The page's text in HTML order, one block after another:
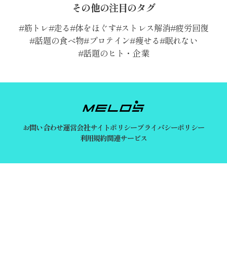
その他の注目のタグ
筋トレ 走る 体をほぐす ストレス解消 疲労回復
話題の食べ物 プロテイン 痩せる 眠れない
話題のヒト・企業
お問い合わせ運営会社サイトポリシープライバシーポリシー
利用規約関連サービス